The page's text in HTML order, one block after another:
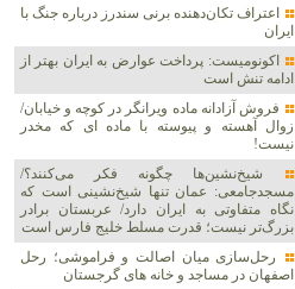
اعتراف تکان‌دهنده برنی سندرز درباره جنگ با
ایران
اکونومیست: پرداخت عوارض به ایران بهتر از
ادامه تنش است
فروش آزادانه ماده ویرانگر در کوچه و خیابان/
زوال آهسته و پیوسته با ماده ای که مخدر
نیست!
شیخ‌نشین‌ها چگونه فکر می‌کنند؟/
مسجدجامعی: عمان تنها شیخ‌نشینی است که
نگاه متفاوتی به ایران دارد/ عربستان برادر
بزرگ‌تر نیست؛ قدرت مسلط خلیج فارس است
رحل‌سازی میان اصالت و فراموشی؛ رحل
اصفهان در مساجد و خانه های گرجستان